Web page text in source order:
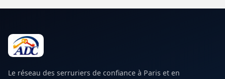
Le réseau des serruriers de confiance à Paris et en